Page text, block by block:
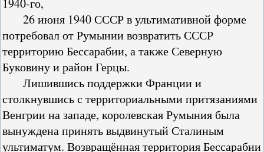
26 июня 1940 СССР в ультимативной форме
потребовал от Румынии возвратить СССР
территорию Бессарабии, а также Северную
Буковину и район Герцы.
Лишившись поддержки Франции и
столкнувшись с территориальными притязаниями
Венгрии на западе, королевская Румыния была
вынуждена принять выдвинутый Сталиным
ультиматум. Возвращённая территория Бессарабии